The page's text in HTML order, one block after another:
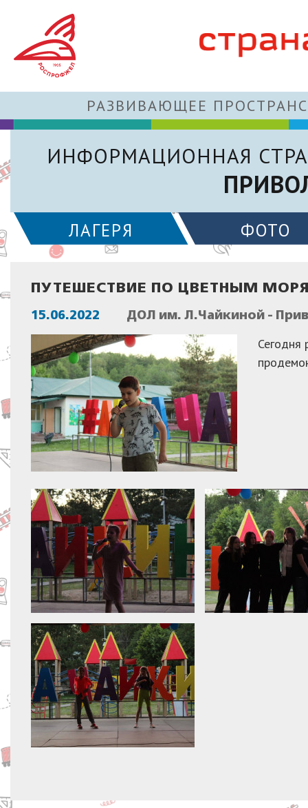
РАЗВИВАЮЩЕЕ
ИНФОРМАЦИОННАЯ
ЛАГЕРЯ ФОТО
ПУТЕШЕСТВИЕ ПО ЦВЕТНЫМ
15.06.2022 ДОЛ им. Л.Чайкиной -
Сегодня